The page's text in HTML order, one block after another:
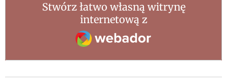
Stwórz łatwo własną witrynę
internetową z
Webador